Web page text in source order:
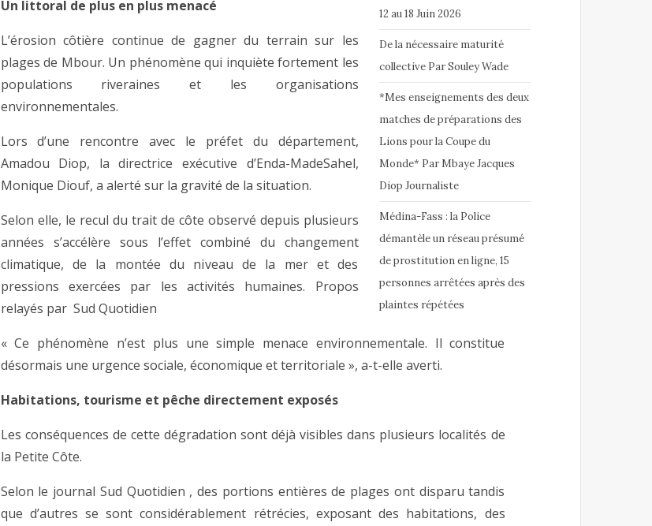
12 au 18 Juin 2026
De la nécessaire maturité
collective Par Souley Wade
*Mes enseignements des deux
matches de préparations des
Lions pour la Coupe du
Monde* Par Mbaye Jacques
Diop Journaliste
Médina-Fass : la Police
démantèle un réseau présumé
de prostitution en ligne, 15
personnes arrêtées après des
plaintes répétées
Un littoral de plus en plus menacé
L’érosion côtière continue de gagner du terrain sur les
plages de Mbour. Un phénomène qui inquiète fortement les
populations riveraines et les organisations
environnementales.
Lors d’une rencontre avec le préfet du département,
Amadou Diop, la directrice exécutive d’Enda-MadeSahel,
Monique Diouf, a alerté sur la gravité de la situation.
Selon elle, le recul du trait de côte observé depuis plusieurs
années s’accélère sous l’effet combiné du changement
climatique, de la montée du niveau de la mer et des
pressions exercées par les activités humaines. Propos
relayés par Sud Quotidien
« Ce phénomène n’est plus une simple menace environnementale. Il constitue
désormais une urgence sociale, économique et territoriale », a-t-elle averti.
Habitations, tourisme et pêche directement exposés
Les conséquences de cette dégradation sont déjà visibles dans plusieurs localités de
la Petite Côte.
Selon le journal Sud Quotidien , des portions entières de plages ont disparu tandis
que d’autres se sont considérablement rétrécies, exposant des habitations, des